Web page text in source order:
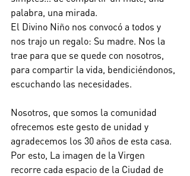
palabra, una mirada.
El Divino Niño nos convocó a todos y
nos trajo un regalo: Su madre. Nos la
trae para que se quede con nosotros,
para compartir la vida, bendiciéndonos,
escuchando las necesidades.
Nosotros, que somos la comunidad
ofrecemos este gesto de unidad y
agradecemos los 30 años de esta casa.
Por esto, La imagen de la Virgen
recorre cada espacio de la Ciudad de